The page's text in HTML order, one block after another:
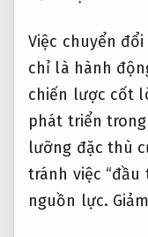
Việc chuyển
chỉ là hành
chiến lược cốt
phát triển
lưỡng đặc thù
tránh việc “đầu
nguồn lực.